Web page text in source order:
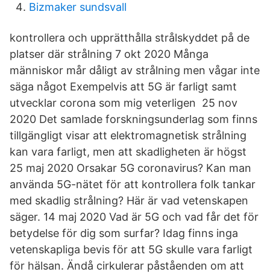
Bizmaker sundsvall
kontrollera och upprätthålla strålskyddet på de
platser där strålning 7 okt 2020 Många
människor mår dåligt av strålning men vågar inte
säga något Exempelvis att 5G är farligt samt
utvecklar corona som mig veterligen 25 nov
2020 Det samlade forskningsunderlag som finns
tillgängligt visar att elektromagnetisk strålning
kan vara farligt, men att skadligheten är högst
25 maj 2020 Orsakar 5G coronavirus? Kan man
använda 5G-nätet för att kontrollera folk tankar
med skadlig strålning? Här är vad vetenskapen
säger. 14 maj 2020 Vad är 5G och vad får det för
betydelse för dig som surfar? Idag finns inga
vetenskapliga bevis för att 5G skulle vara farligt
för hälsan. Ändå cirkulerar påståenden om att